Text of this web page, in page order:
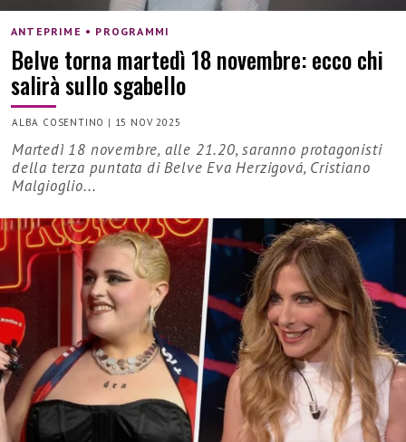
ANTEPRIME • PROGRAMMI
Belve torna martedì 18 novembre: ecco chi
salirà sullo sgabello
ALBA COSENTINO | 15 NOV 2025
Martedì 18 novembre, alle 21.20, saranno protagonisti
della terza puntata di Belve Eva Herzigová, Cristiano
Malgioglio...